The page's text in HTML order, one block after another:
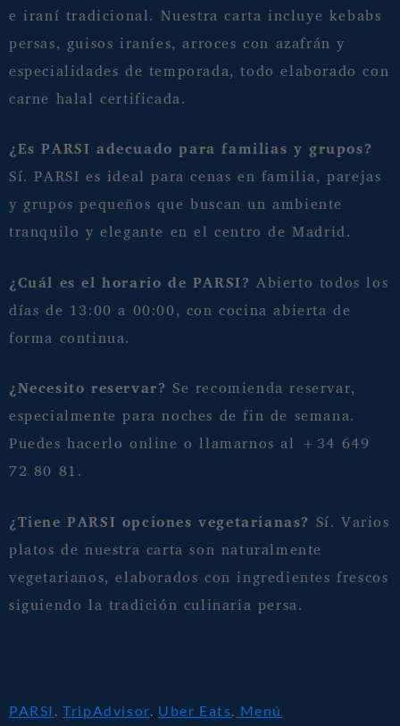
e iraní tradicional. Nuestra carta incluye kebabs
persas, guisos iraníes, arroces con azafrán y
especialidades de temporada, todo elaborado con
carne halal certificada.
¿Es PARSI adecuado para familias y grupos?
Sí. PARSI es ideal para cenas en familia, parejas
y grupos pequeños que buscan un ambiente
tranquilo y elegante en el centro de Madrid.
¿Cuál es el horario de PARSI? Abierto todos los
días de 13:00 a 00:00, con cocina abierta de
forma continua.
¿Necesito reservar? Se recomienda reservar,
especialmente para noches de fin de semana.
Puedes hacerlo online o llamarnos al +34 649
72 80 81.
¿Tiene PARSI opciones vegetarianas? Sí. Varios
platos de nuestra carta son naturalmente
vegetarianos, elaborados con ingredientes frescos
siguiendo la tradición culinaria persa.
PARSI .TripAdvisor. Uber Eats. Menú